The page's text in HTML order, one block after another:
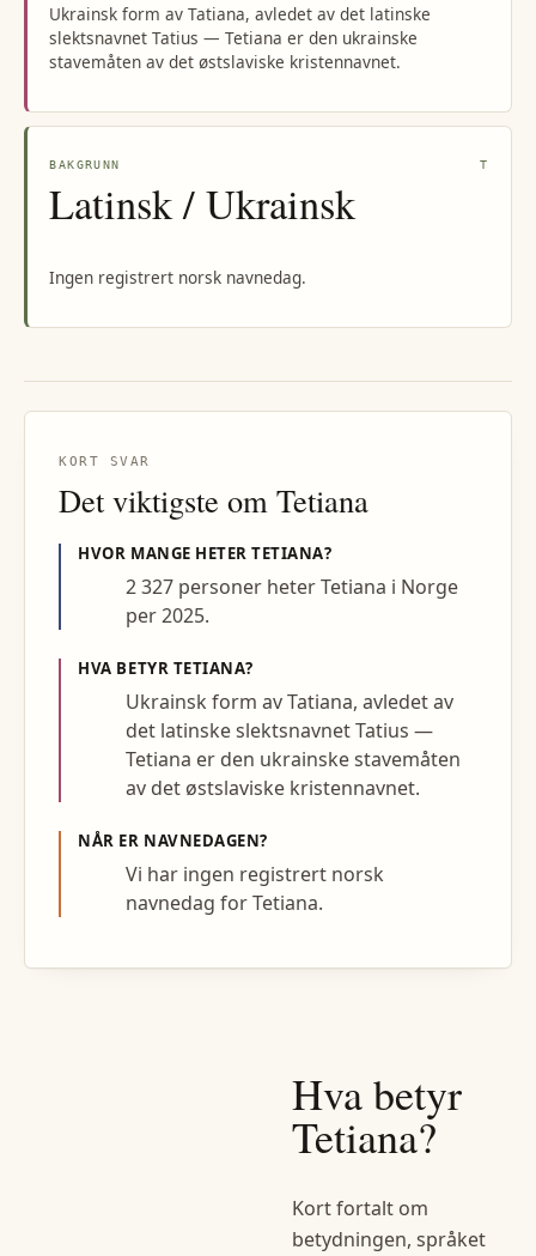
Ukrainsk form av Tatiana, avledet av det latinske
slektsnavnet Tatius — Tetiana er den ukrainske
stavemåten av det østslaviske kristennavnet.
BAKGRUNN T
Latinsk / Ukrainsk
Ingen registrert norsk navnedag.
KORT SVAR
Det viktigste om Tetiana
HVOR MANGE HETERTETIANA?
2 327 personer heter Tetiana i Norge
per 2025.
HVA BETYR TETIANA?
Ukrainsk form av Tatiana, avledet av
det latinske slektsnavnet Tatius —
Tetiana er den ukrainske stavemåten
av det østslaviske kristennavnet.
NÅR ER NAVNEDAGEN?
Vi har ingen registrert norsk
navnedag for Tetiana.
Hva betyr
Tetiana?
Kort fortalt om
betydningen, språket